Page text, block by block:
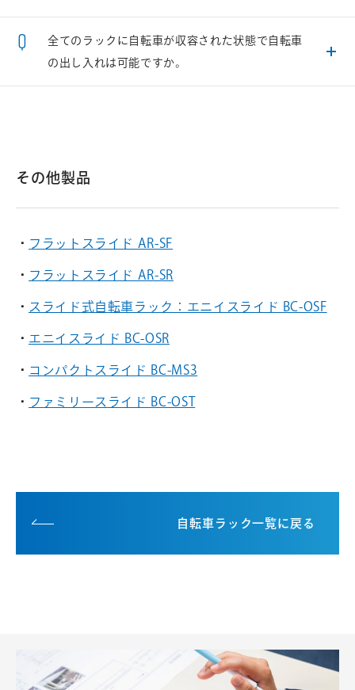
全てのラックに自転車が収容された状態で自転車
の出し入れは可能ですか。
その他製品
フラットスライド AR-SF
フラットスライド AR-SR
スライド式自転車ラック：エニイスライド BC-OSF
エニイスライド BC-OSR
コンパクトスライド BC-MS3
ファミリースライド BC-OST
自転車ラック一覧に戻る